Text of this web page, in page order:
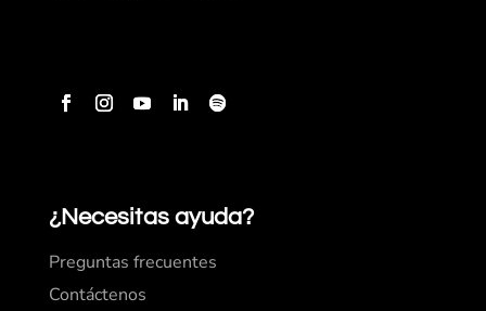
¿Necesitas ayuda?
Preguntas frecuentes
Contáctenos